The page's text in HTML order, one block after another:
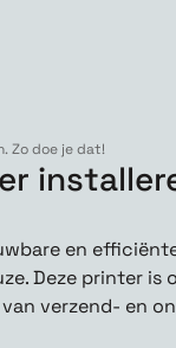
Zo doe je dat!
en
Deze printer
van verzend- en